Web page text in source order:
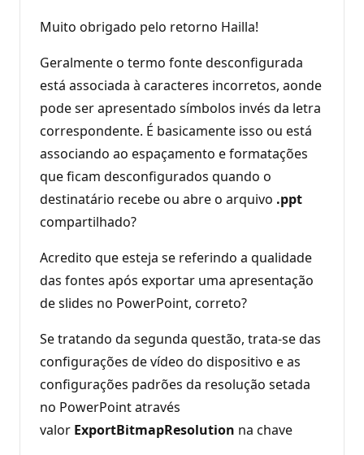
Muito obrigado pelo retorno Hailla!
Geralmente o termo fonte desconfigurada
está associada à caracteres incorretos, aonde
pode ser apresentado símbolos invés da letra
correspondente. É basicamente isso ou está
associando ao espaçamento e formatações
que ficam desconfigurados quando o
destinatário recebe ou abre o arquivo .ppt
compartilhado?
Acredito que esteja se referindo a qualidade
das fontes após exportar uma apresentação
de slides no PowerPoint, correto?
Se tratando da segunda questão, trata-se das
configurações de vídeo do dispositivo e as
configurações padrões da resolução setada
no PowerPoint através
valor ExportBitmapResolution na chave